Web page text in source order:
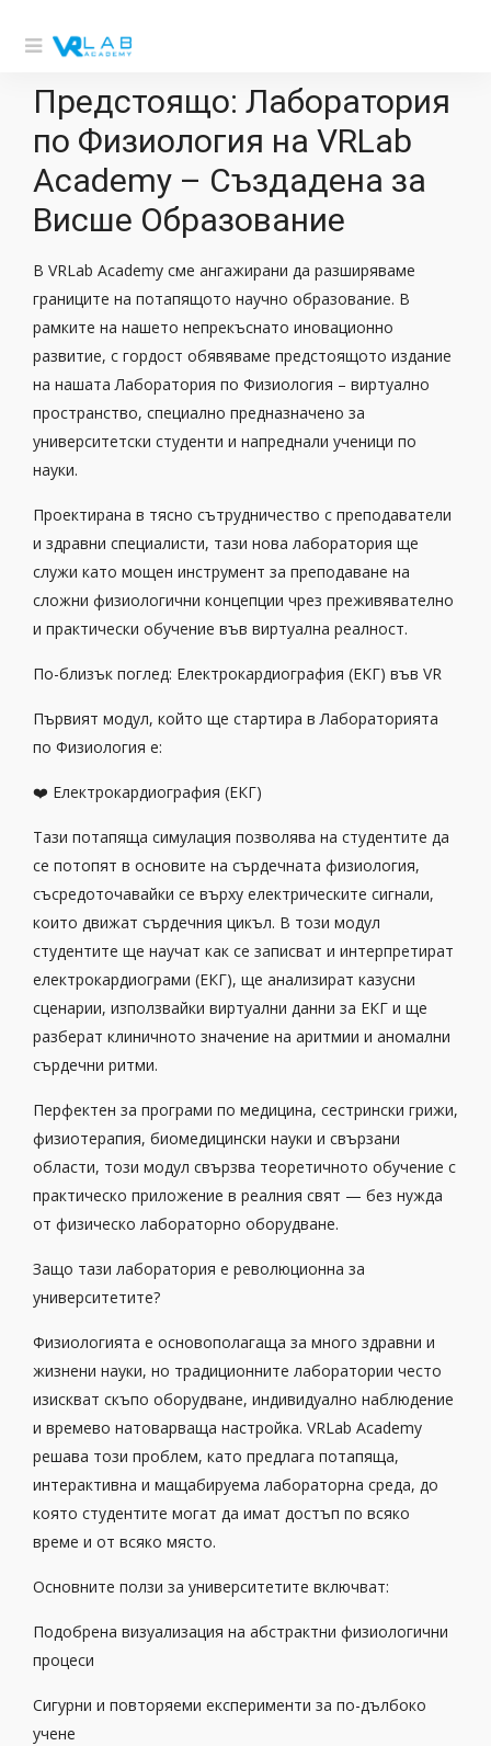
Предстоящо: Лаборатория
по Физиология на VRLab
Academy – Създадена за
Висше Образование
В VRLab Academy сме ангажирани да разширяваме
границите на потапящото научно образование. В
рамките на нашето непрекъснато иновационно
развитие, с гордост обявяваме предстоящото издание
на нашата Лаборатория по Физиология – виртуално
пространство, специално предназначено за
университетски студенти и напреднали ученици по
науки.
Проектирана в тясно сътрудничество с преподаватели
и здравни специалисти, тази нова лаборатория ще
служи като мощен инструмент за преподаване на
сложни физиологични концепции чрез преживявателно
и практически обучение във виртуална реалност.
По-близък поглед: Електрокардиография (ЕКГ) във VR
Първият модул, който ще стартира в Лабораторията
по Физиология е:
❤️ Електрокардиография (ЕКГ)
Тази потапяща симулация позволява на студентите да
се потопят в основите на сърдечната физиология,
съсредоточавайки се върху електрическите сигнали,
които движат сърдечния цикъл. В този модул
студентите ще научат как се записват и интерпретират
електрокардиограми (ЕКГ), ще анализират казусни
сценарии, използвайки виртуални данни за ЕКГ и ще
разберат клиничното значение на аритмии и аномални
сърдечни ритми.
Перфектен за програми по медицина, сестрински грижи,
физиотерапия, биомедицински науки и свързани
области, този модул свързва теоретичното обучение с
практическо приложение в реалния свят — без нужда
от физическо лабораторно оборудване.
Защо тази лаборатория е революционна за
университетите?
Физиологията е основополагаща за много здравни и
жизнени науки, но традиционните лаборатории често
изискват скъпо оборудване, индивидуално наблюдение
и времево натоварваща настройка. VRLab Academy
решава този проблем, като предлага потапяща,
интерактивна и мащабируема лабораторна среда, до
която студентите могат да имат достъп по всяко
време и от всяко място.
Основните ползи за университетите включват:
Подобрена визуализация на абстрактни физиологични
процеси
Сигурни и повторяеми експерименти за по-дълбоко
учене